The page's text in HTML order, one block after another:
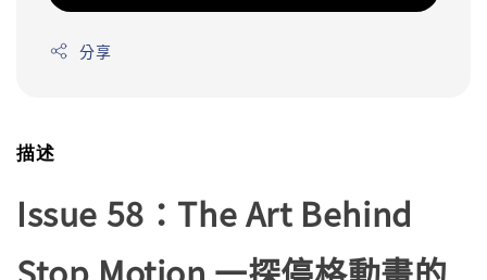
分享
描述
Issue 58：The Art Behind